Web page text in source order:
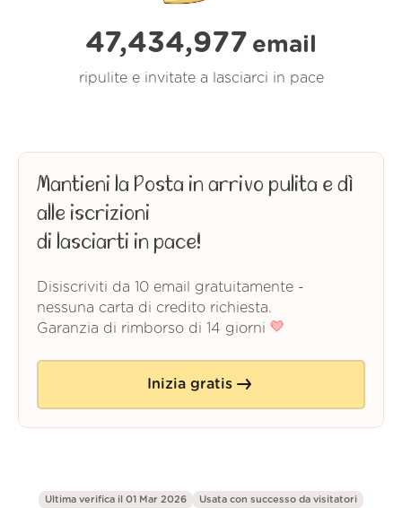
47,434,978 email
ripulite e invitate a lasciarci in pace
Mantieni la Posta in arrivo pulita e dì
alle iscrizioni
di lasciarti in pace!
Disiscriviti da 10 email gratuitamente -
nessuna carta di credito richiesta.
Garanzia di rimborso di 14 giorni
Inizia gratis
Ultima verifica il 01 Mar 2026 Usata con successo da visitatori